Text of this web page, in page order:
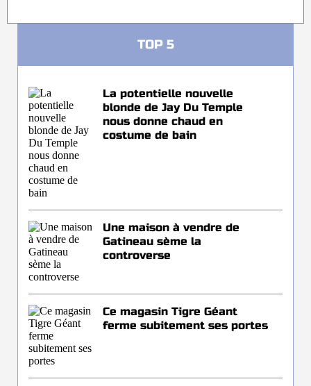
TOP 5
La potentielle nouvelle
blonde de Jay Du Temple
nous donne chaud en
costume de bain
Une maison à vendre de
Gatineau sème la
controverse
Ce magasin Tigre Géant
ferme subitement ses portes